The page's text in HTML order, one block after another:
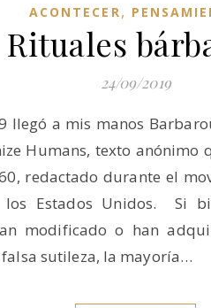
ACONTECER,
Rituales
24/09/2019
llegó a mis manos
Humans, texto anónimo
redactado durante el
los Estados Unidos. Si
modificado o han
sutileza, la mayoría…